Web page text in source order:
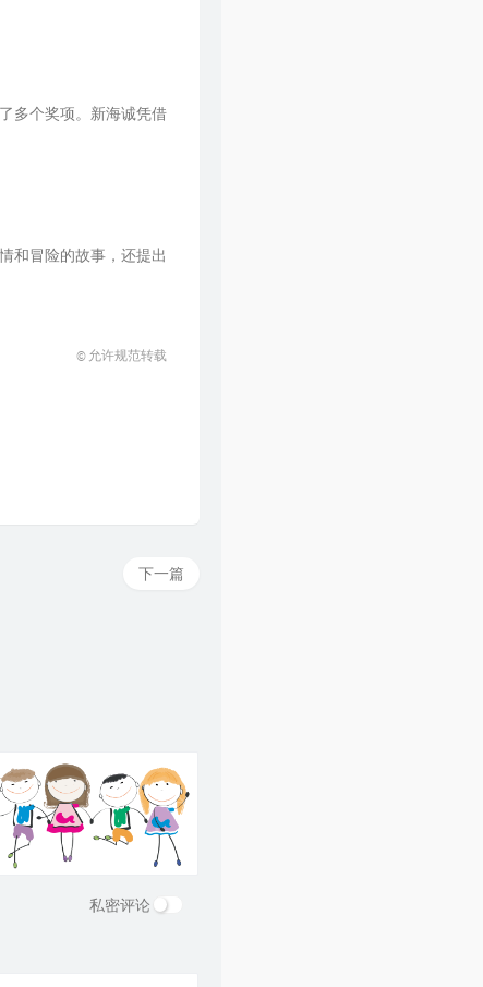
多个奖项。新海诚凭借
和冒险的故事，还提出
© 允许规范转载
下一篇
私密评论